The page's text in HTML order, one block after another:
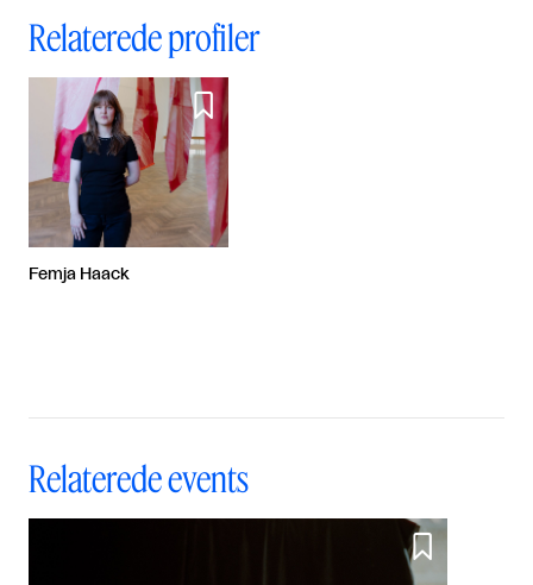
Relaterede profiler

Femja Haack
Relaterede events
